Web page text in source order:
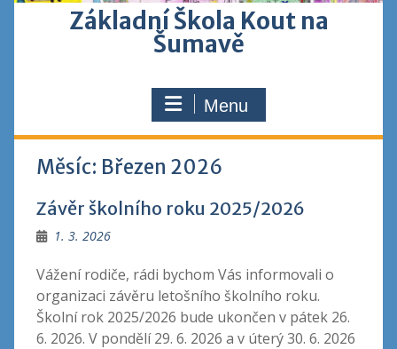
Základní Škola Kout na
Šumavě
Menu
Měsíc: Březen 2026
Závěr školního roku 2025/2026
1. 3. 2026
Vážení rodiče, rádi bychom Vás informovali o
organizaci závěru letošního školního roku.
Školní rok 2025/2026 bude ukončen v pátek 26.
6. 2026. V pondělí 29. 6. 2026 a v úterý 30. 6. 2026